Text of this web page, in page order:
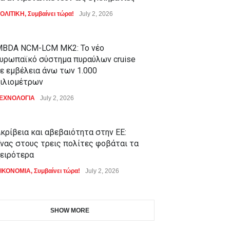
, Συμβαίνει τώρα! July 2, 2026
NCM-LCM MK2: Το νέο
σύστημα πυραύλων cruise
εμβέλεια άνω των 1.000
July 2, 2026
και αβεβαιότητα στην ΕΕ:
στους τρεις πολίτες φοβάται τα
, Συμβαίνει τώρα! July 2, 2026
SHOW MORE